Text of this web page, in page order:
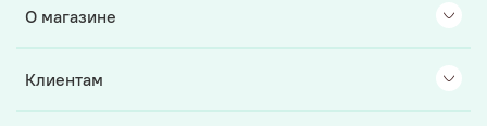
О магазине
Клиентам